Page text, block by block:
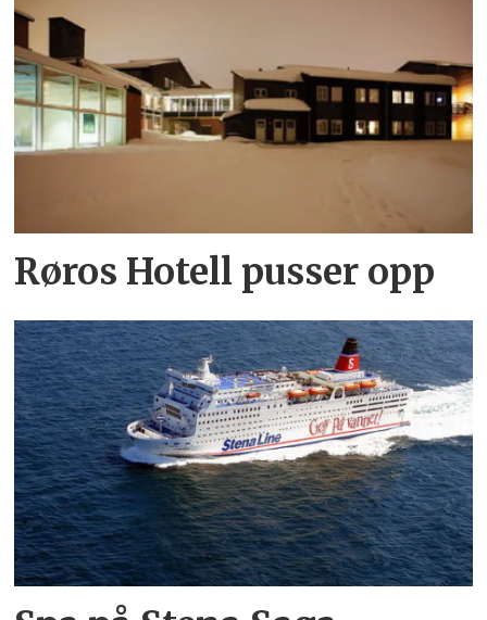
Røros Hotell pusser opp